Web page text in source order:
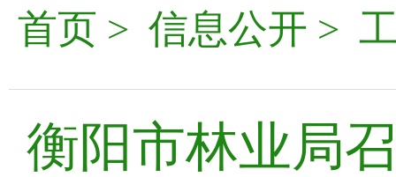
首页 > 信息公开 >
衡阳市林业局